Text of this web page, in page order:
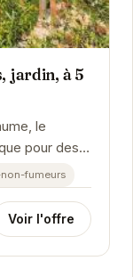
jardin, à 5
le
pour des
est une...
fumeurs
Voir l'offre